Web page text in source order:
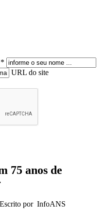
URL do site
75 anos de
Escrito por InfoANS